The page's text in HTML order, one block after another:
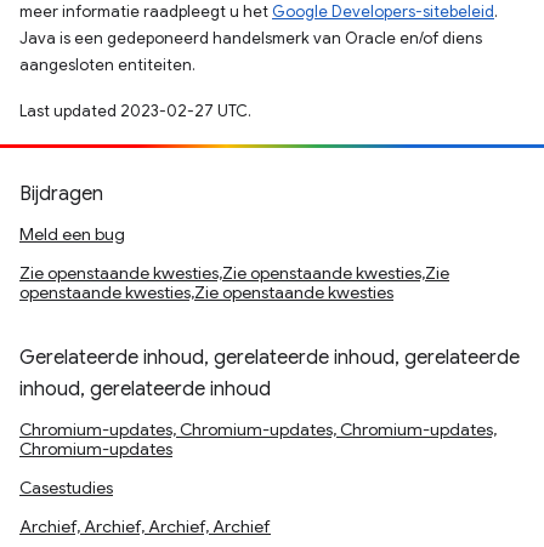
meer informatie raadpleegt u het Google Developers-sitebeleid.
Java is een gedeponeerd handelsmerk van Oracle en/of diens
aangesloten entiteiten.
Last updated 2023-02-27 UTC.
Bijdragen
Meld een bug
Zie openstaande kwesties,Zie openstaande kwesties,Zie
openstaande kwesties,Zie openstaande kwesties
Gerelateerde inhoud, gerelateerde inhoud, gerelateerde
inhoud, gerelateerde inhoud
Chromium-updates, Chromium-updates, Chromium-updates,
Chromium-updates
Casestudies
Archief, Archief, Archief, Archief